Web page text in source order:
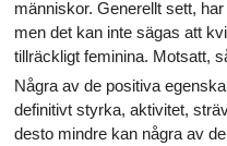
människor. Generellt sett,
men det kan inte sägas att
tillräckligt feminina. Motsatt,
Några av de positiva
definitivt styrka, aktivitet,
desto mindre kan några av